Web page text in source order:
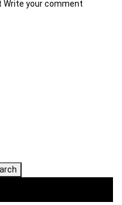
Write your comment